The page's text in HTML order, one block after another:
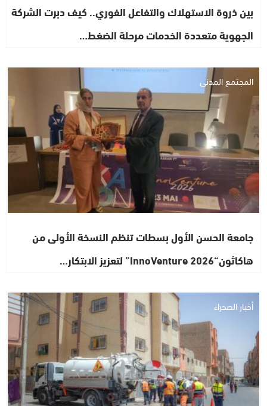
بين ذروة الاستهلاك والتفاعل الفوري.. كيف دبرت الشركة
الجهوية متعددة الخدمات مرحلة الضغط…
المجتمع المدني
جامعة الحسن الأول بسطات تنظم النسخة الأولى من
هاكاثون“InnoVenture 2026” لتعزيز الابتكار…
أخبار الصحراء